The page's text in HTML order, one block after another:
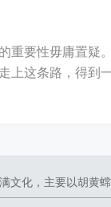
重要性毋庸置疑
上这条路，得到
化，主要以胡黄